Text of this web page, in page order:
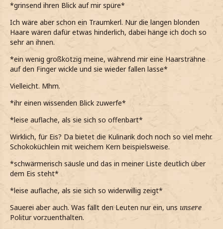
*grinsend ihren Blick auf mir spüre*
Ich wäre aber schon ein Traumkerl. Nur die langen blonden
Haare wären dafür etwas hinderlich, dabei hänge ich doch so
sehr an ihnen.
*ein wenig großkotzig meine, während mir eine Haarsträhne
auf den Finger wickle und sie wieder fallen lasse*
Vielleicht. Mhm.
*ihr einen wissenden Blick zuwerfe*
*leise auflache, als sie sich so offenbart*
Wirklich, für Eis? Da bietet die Kulinarik doch noch so viel mehr.
Schokoküchlein mit weichem Kern beispielsweise.
*schwärmerisch säusle und das in meiner Liste deutlich über
dem Eis steht*
*leise auflache, als sie sich so widerwillig zeigt*
Sauerei aber auch. Was fällt den Leuten nur ein, uns unsere
Politur vorzuenthalten.